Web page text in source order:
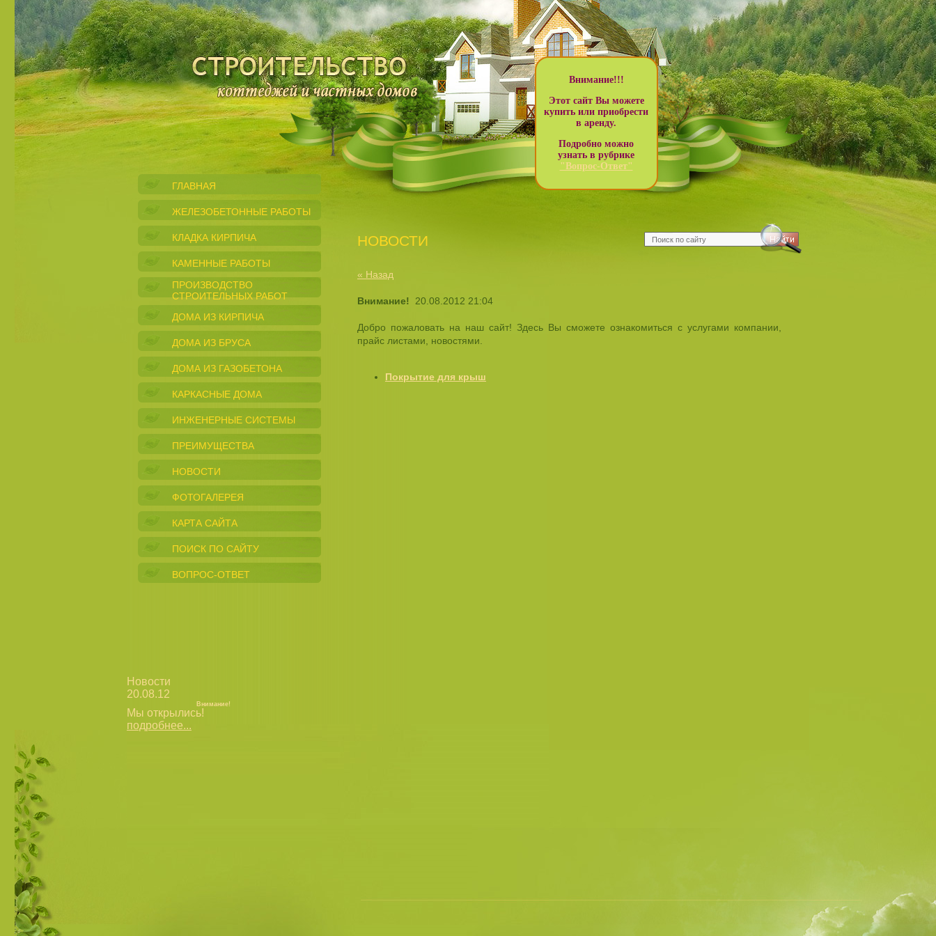
ГЛАВНАЯ
ЖЕЛЕЗОБЕТОННЫЕ РАБОТЫ
КЛАДКА КИРПИЧА
КАМЕННЫЕ РАБОТЫ
ПРОИЗВОДСТВО
СТРОИТЕЛЬНЫХ РАБОТ
ДОМА ИЗ КИРПИЧА
ДОМА ИЗ БРУСА
ДОМА ИЗ ГАЗОБЕТОНА
КАРКАСНЫЕ ДОМА
ИНЖЕНЕРНЫЕ СИСТЕМЫ
ПРЕИМУЩЕСТВА
НОВОСТИ
ФОТОГАЛЕРЕЯ
КАРТА САЙТА
ПОИСК ПО САЙТУ
ВОПРОС-ОТВЕТ
Новости
20.08.12
Внимание!
Мы открылись!
подробнее...
Внимание!!!
Этот сайт Вы можете
купить или приобрести
в аренду.
Подробно можно
узнать в рубрике
"Вопрос-Ответ"
НОВОСТИ
« Назад
Внимание! 20.08.2012 21:04
Добро пожаловать на наш сайт! Здесь Вы сможете ознакомиться с услугами компании,
прайс листами, новостями.
Покрытие для крыш